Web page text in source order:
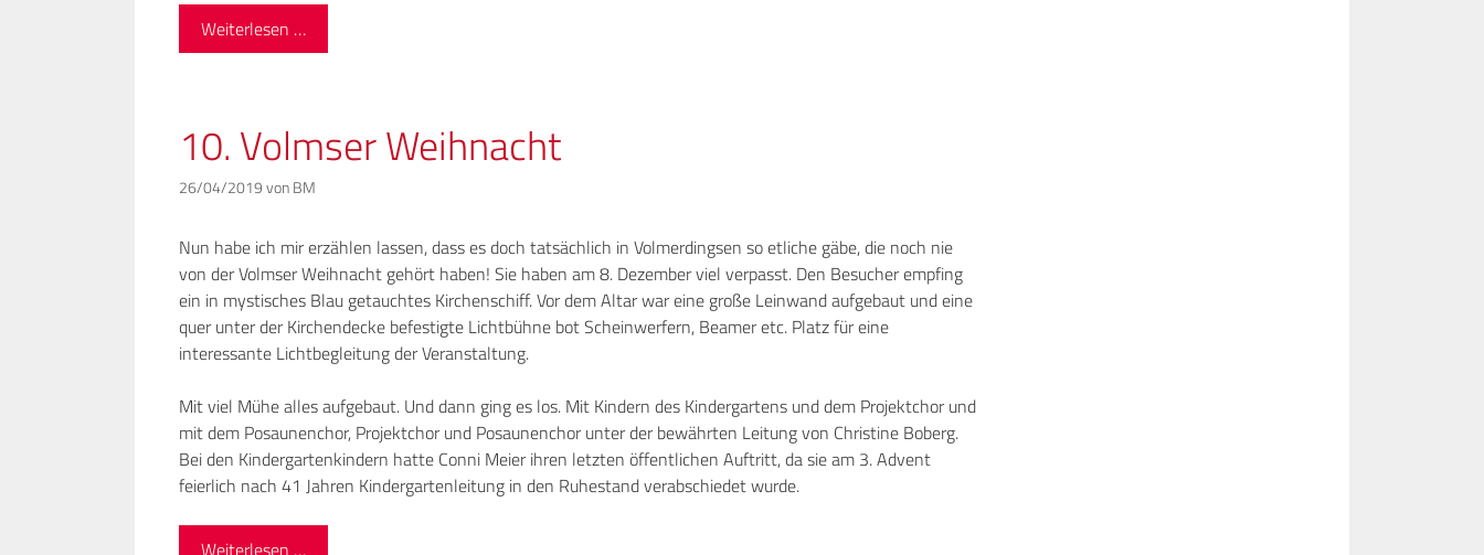
Weiterlesen …
10. Volmser Weihnacht
26/04/2019 von BM
Nun habe ich mir erzählen lassen, dass es doch tatsächlich in Volmerdingsen so etliche gäbe, die noch nie
von der Volmser Weihnacht gehört haben! Sie haben am 8. Dezember viel verpasst. Den Besucher empfing
ein in mystisches Blau getauchtes Kirchenschiff. Vor dem Altar war eine große Leinwand aufgebaut und eine
quer unter der Kirchendecke befestigte Lichtbühne bot Scheinwerfern, Beamer etc. Platz für eine
interessante Lichtbegleitung der Veranstaltung.
Mit viel Mühe alles aufgebaut. Und dann ging es los. Mit Kindern des Kindergartens und dem Projektchor und
mit dem Posaunenchor, Projektchor und Posaunenchor unter der bewährten Leitung von Christine Boberg.
Bei den Kindergartenkindern hatte Conni Meier ihren letzten öffentlichen Auftritt, da sie am 3. Advent
feierlich nach 41 Jahren Kindergartenleitung in den Ruhestand verabschiedet wurde.
Weiterlesen …